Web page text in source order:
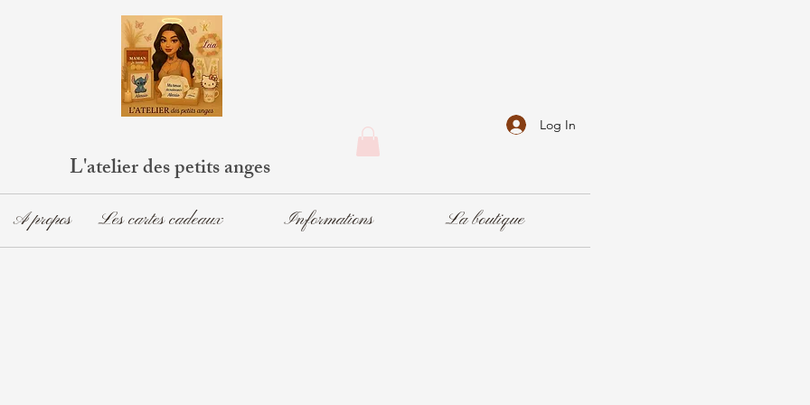
L'atelier des petits anges
Log In
A propos Les cartes cadeaux Informations La boutique